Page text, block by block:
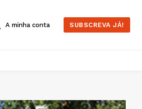
A minha conta SUBSCREVA JÁ!